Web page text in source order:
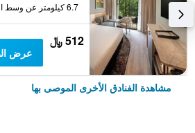
6.7 كيلومتر عن وسط المدينة
512 ﷼
عرض
مشاهدة الفنادق الأخرى الموصى بها